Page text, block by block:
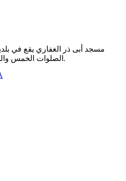
مسجد أبى ذر الغفاري يقع في
الصلوات الخمس والجمعة، ويخدم سكان المنطقة.